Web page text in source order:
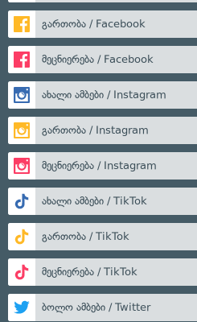
გართობა / Facebook
მეცნიერება / Facebook
ახალი ამბები / Instagram
გართობა / Instagram
მეცნიერება / Instagram
ახალი ამბები / TikTok
გართობა / TikTok
მეცნიერება / TikTok
ბოლო ამბები / Twitter